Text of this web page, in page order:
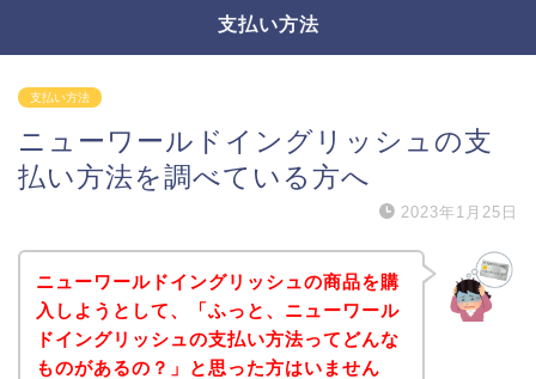
支払い方法
支払い方法
ニューワールドイングリッシュの支
払い方法を調べている方へ
2023年1月25日
ニューワールドイングリッシュの商品を購
入しようとして、「ふっと、ニューワール
ドイングリッシュの支払い方法ってどんな
ものがあるの？」と思った方はいません